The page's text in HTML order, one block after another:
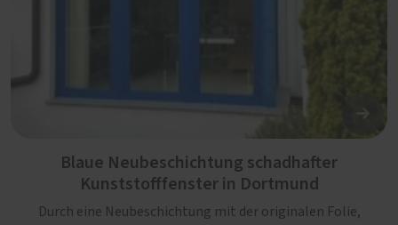
Blaue Neubeschichtung schadhafter
Kunststofffenster in Dortmund
Durch eine Neubeschichtung mit der originalen Folie,